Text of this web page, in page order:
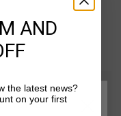
VOTRE
AND
the latest news?
on your first